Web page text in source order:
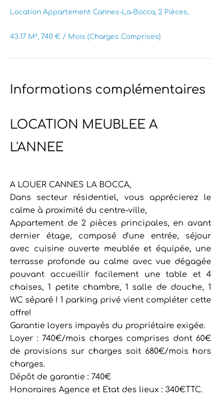
Location Appartement Cannes-La-Bocca, 2 Pièces,
43.17 M², 740 € / Mois (Charges Comprises)
Informations complémentaires
LOCATION MEUBLEE A
L'ANNEE
A LOUER CANNES LA BOCCA,
Dans secteur résidentiel, vous apprécierez le
calme à proximité du centre-ville,
Appartement de 2 pièces principales, en avant
dernier étage, composé d'une entrée, séjour
avec cuisine ouverte meublée et équipée, une
terrasse profonde au calme avec vue dégagée
pouvant accueillir facilement une table et 4
chaises, 1 petite chambre, 1 salle de douche, 1
WC séparé ! 1 parking privé vient compléter cette
offre!
Garantie loyers impayés du propriétaire exigée.
Loyer : 740€/mois charges comprises dont 60€
de provisions sur charges soit 680€/mois hors
charges.
Dépôt de garantie : 740€
Honoraires Agence et Etat des lieux : 340€TTC.